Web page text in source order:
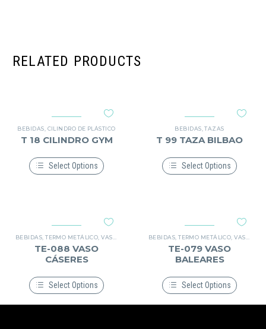
RELATED PRODUCTS
BEBIDAS CILINDRO DE PLÁSTICO
T 18 CILINDRO GYM
Select Options
Este
Las
opciones
se
pueden
elegir
la
página
de
BEBIDAS ,TAZAS
T 99 TAZA BILBAO
Select Options
Este
Las
opciones
se
pueden
elegir
la
página
de
BEBIDAS ,TERMO METÁLICO ,VASO METÁLICO
TE-088 VASO
CÁSERES
Select Options
Este
producto
BEBIDAS ,TERMO METÁLICO ,VASO METÁLICO
TE-079 VASO
BALEARES
Select Options
Este
producto